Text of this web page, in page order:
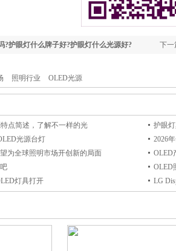
下一
?护眼灯什么牌子好?护眼灯什么光源好?
照明行业 OLED光源
点简述，了解不一样的光
护眼
光源台灯
2026
为全球照明市场开创新的局面
OLED
OLED
灯具打开
LG